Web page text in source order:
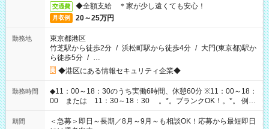
交通費 ◆全額支給 ＊家が少し遠くても安心！
月収例 20～25万円
勤務地
東京都港区
竹芝駅から徒歩2分 / 浜松町駅から徒歩4分 / 大門(東京都)駅か
ら徒歩5分 / …
◆港区にある情報セキュリティ企業◆
勤務時間
◆11：00～18：30のうち実働6時間、休憩60分 ※11：00～18：
00 または 11：30～18：30 。*。ブランクOK！。*。 例え
ば前職が、 在宅/財団法人/事務/コールセンター/受付/販売/カフェ
スタッフ スイーツ販売/ホテルフロント/化粧品販売/など 様々な
期間
＜急募＞即日～長期／8月～9月～も相談OK！応募から最短即日